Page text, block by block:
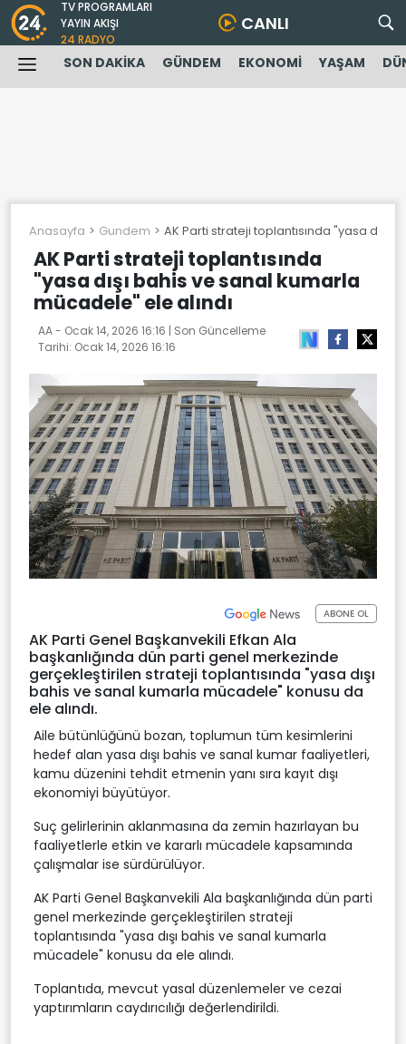
TV PROGRAMLARI
YAYIN AKIŞI
24 RADYO
CANLI
SON DAKİKA GÜNDEM EKONOMİ YAŞAM
Anasayfa Gundem AK Parti strateji toplantısında "yasa dışı
AK Parti strateji toplantısında
"yasa dışı bahis ve sanal kumarla
mücadele" ele alındı
AA - Ocak 14, 2026 16:16 | Son Güncelleme
Tarihi: Ocak 14, 2026 16:16
ABONE OL
AK Parti Genel Başkanvekili Efkan Ala
başkanlığında dün parti genel merkezinde
gerçekleştirilen strateji toplantısında "yasa dışı
bahis ve sanal kumarla mücadele" konusu da
ele alındı.
Aile bütünlüğünü bozan, toplumun tüm kesimlerini
hedef alan yasa dışı bahis ve sanal kumar faaliyetleri,
kamu düzenini tehdit etmenin yanı sıra kayıt dışı
ekonomiyi büyütüyor.
Suç gelirlerinin aklanmasına da zemin hazırlayan bu
faaliyetlerle etkin ve kararlı mücadele kapsamında
çalışmalar ise sürdürülüyor.
AK Parti Genel Başkanvekili Ala başkanlığında dün parti
genel merkezinde gerçekleştirilen strateji
toplantısında "yasa dışı bahis ve sanal kumarla
mücadele" konusu da ele alındı.
Toplantıda, mevcut yasal düzenlemeler ve cezai
yaptırımların caydırıcılığı değerlendirildi.